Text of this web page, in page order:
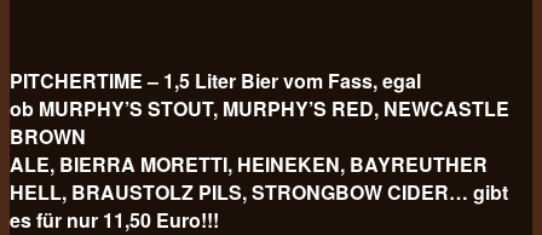
PITCHERTIME – 1,5 Liter Bier vom Fass, egal
ob MURPHY’S STOUT, MURPHY’S RED, NEWCASTLE
BROWN
ALE, BIERRA MORETTI, HEINEKEN, BAYREUTHER
HELL, BRAUSTOLZ PILS, STRONGBOW CIDER… gibt
es für nur 11,50 Euro!!!